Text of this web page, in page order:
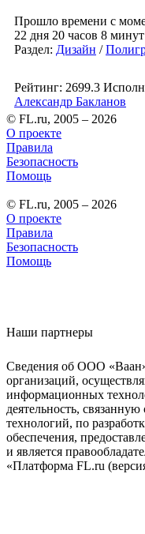
Прошло времени с
22 дня 20 часов 8 минут
Раздел: Дизайн /
Рейтинг: 2699.3
Александр Бакланов
© FL.ru, 2005 – 2026
О проекте
Правила
Безопасность
Помощь
© FL.ru, 2005 – 2026
О проекте
Правила
Безопасность
Помощь
Наши партнеры
Сведения об ООО
организаций,
информационных
деятельность,
технологий, по
обеспечения,
и является
«Платформа FL.ru